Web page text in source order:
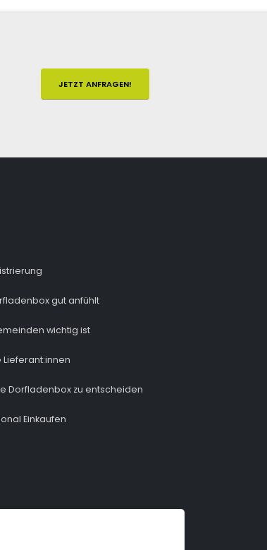
JETZT ANFRAGEN!
gut anfühlt
wichtig ist
Dorfladenbox zu entscheiden
Einkaufen